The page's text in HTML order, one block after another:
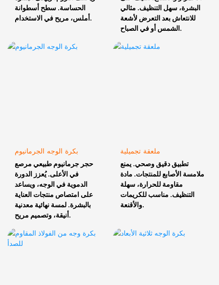
الحساسة. سطح أسطوانة
أملس، مريح في الاستخدام.
البشرة، سهل التنظيف. مثالي
للانتعاش بعد التعرض لأشعة
الشمس أو في الصباح.
بكرة الوجه الجرمانيوم
حجر جرمانيوم طبيعي مرصع
في الأعلى. يُعزز الدورة
الدموية في الوجه، ويساعد
على امتصاص منتجات العناية
بالبشرة. لمسة نهائية معدنية
أنيقة، وتصميم مريح.
ملعقة تجميلية
تطبيق دقيق وصحي. يمنع
ملامسة الأصابع للمنتجات. مادة
مقاومة للحرارة، سهلة
التنظيف. مناسب للكريمات
والأقنعة.